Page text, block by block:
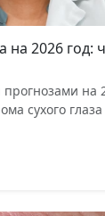
на 2026 год:
на
сухого